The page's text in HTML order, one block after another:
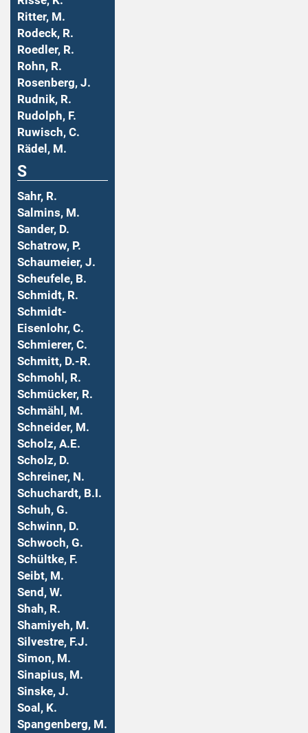
Ritter, M.
Rodeck, R.
Roedler, R.
Rohn, R.
Rosenberg, J.
Rudnik, R.
Rudolph, F.
Ruwisch, C.
Rädel, M.
S
Sahr, R.
Salmins, M.
Sander, D.
Schatrow, P.
Schaumeier, J.
Scheufele, B.
Schmidt, R.
Schmidt-
Eisenlohr, C.
Schmierer, C.
Schmitt, D.-R.
Schmohl, R.
Schmücker, R.
Schmähl, M.
Schneider, M.
Scholz, A.E.
Scholz, D.
Schreiner, N.
Schuchardt, B.I.
Schuh, G.
Schwinn, D.
Schwoch, G.
Schültke, F.
Seibt, M.
Send, W.
Shah, R.
Shamiyeh, M.
Silvestre, F.J.
Simon, M.
Sinapius, M.
Sinske, J.
Soal, K.
Spangenberg, M.